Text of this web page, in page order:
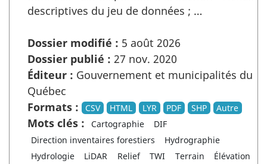
descriptives du jeu de données ; …
Dossier modifié : 5 août 2026
Dossier publié : 27 nov. 2020
Éditeur : Gouvernement et municipalités du
Québec
Formats :
CSV HTML LYR PDF SHP Autre
Mots clés : Cartographie
DIF
Direction inventaires forestiers
Hydrographie
Hydrologie
LiDAR Relief TWI Terrain Élévation